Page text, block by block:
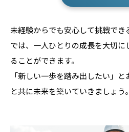
未経験からでも安心して挑戦でき
では、一人ひとりの成長を大切
ることができます。
「新しい一歩を踏み出したい」
と共に未来を築いていきましょう。